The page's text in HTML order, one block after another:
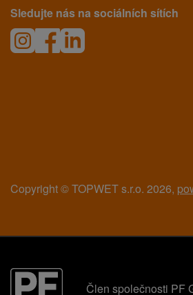
Sledujte nás na sociálních sítích
Copyright © TOPWET s.r.o. 2026,
Člen společnosti PF